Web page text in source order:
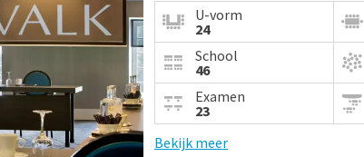
U-vorm
24
School
46
Examen
23
Bekijk meer